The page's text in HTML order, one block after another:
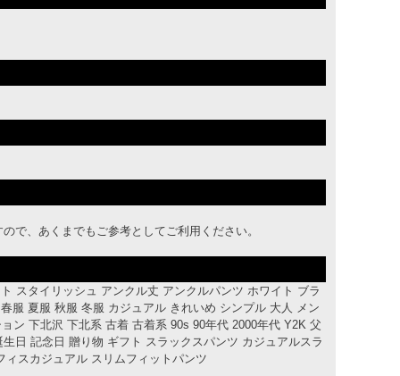
で、あくまでもご参考としてご利用ください。
スタイリッシュ アンクル丈 アンクルパンツ ホワイト ブラ
服 夏服 秋服 冬服 カジュアル きれいめ シンプル 大人 メン
ン 下北沢 下北系 古着 古着系 90s 90年代 2000年代 Y2K 父
日 記念日 贈り物 ギフト スラックスパンツ カジュアルスラ
スカジュアル スリムフィットパンツ